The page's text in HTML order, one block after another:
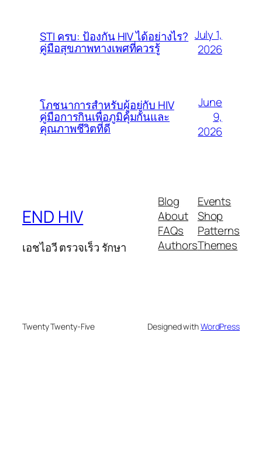
STI ครบ: ป้องกัน HIV ได้อย่างไร?
คู่มือสุขภาพทางเพศที่ควรรู้
July 1,
2026
โภชนาการสำหรับผู้อยู่กับ HIV
คู่มือการกินเพื่อภูมิคุ้มกันและ
คุณภาพชีวิตที่ดี
June
9,
2026
END HIV
เอชไอวี ตรวจเร็ว รักษา
Blog
About
FAQs
Authors
Events
Shop
Patterns
Themes
Twenty Twenty-Five Designed withWordPress